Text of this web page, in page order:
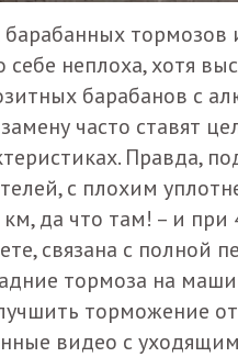
неплоха, хотя
барабанов с
часто ставят
Правда,
с плохим
да что там! – и при
связана с полной
тормоза на
торможение
видео с